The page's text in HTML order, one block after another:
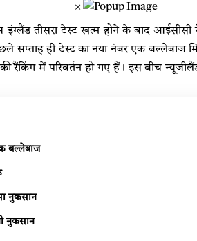
×
इंग्लैंड तीसरा टेस्ट खत्म होने के बाद आईसीसी
सप्ताह ही टेस्ट का नया नंबर एक बल्लेबाज
रैंकिंग में परिवर्तन हो गए हैं। इस बीच
बल्लेबाज
नुकसान
नुकसान